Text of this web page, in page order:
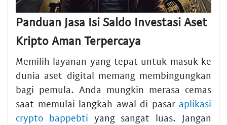
Panduan Jasa Isi Saldo Investasi Aset
Kripto Aman Terpercaya
Memilih layanan yang tepat untuk masuk ke
dunia aset digital memang membingungkan
bagi pemula. Anda mungkin merasa cemas
saat memulai langkah awal di pasar aplikasi
crypto bappebti yang sangat luas. Jangan